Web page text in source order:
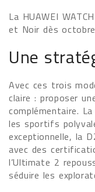
La HUAWEI
et Noir dès
Une
Avec ces trois
claire : proposer
complémentaire.
les sportifs
exceptionnelle, la
avec des
l’Ultimate 2
séduire les